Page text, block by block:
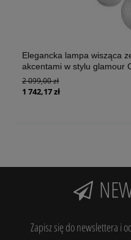
Elegancka lampa wisząca
akcentami w stylu glamour
2 099,00 zł
1 742,17 zł
Zapisz się do newslettera i